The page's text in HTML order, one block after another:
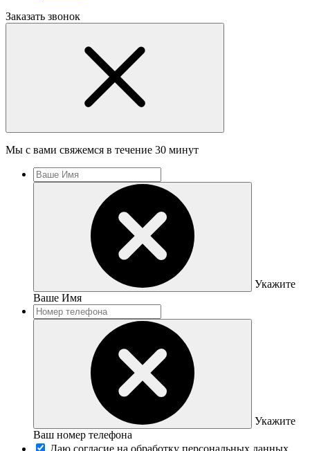
Заказать звонок
Мы с вами свяжемся в течение 30 минут
Укажите
Ваше Имя
Укажите
Ваш номер телефона